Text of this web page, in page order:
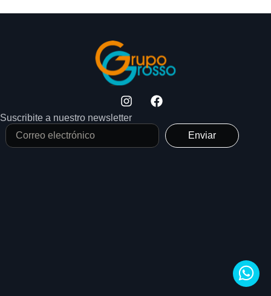
Suscribite a nuestro newsletter
Enviar